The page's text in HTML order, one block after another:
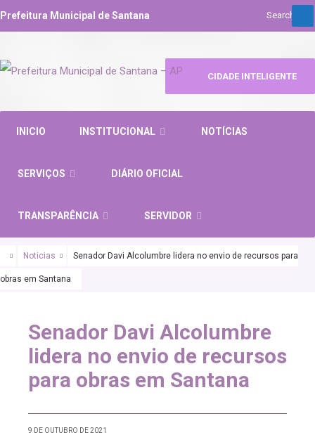
Prefeitura Municipal de Santana
INICIO INSTITUCIONAL NOTÍCIAS
SERVIÇOS DIÁRIO OFICIAL
TRANSPARÊNCIA SERVIDOR
CIDADE INTELIGENTE
Noticias Senador Davi Alcolumbre lidera no envio de recursos para
obras em Santana
Senador Davi Alcolumbre
lidera no envio de recursos
para obras em Santana
9 DE OUTUBRO DE 2021